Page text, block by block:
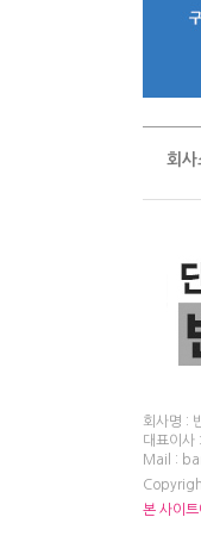
회사
회사명 :
대표이사
Mail :
본 사이